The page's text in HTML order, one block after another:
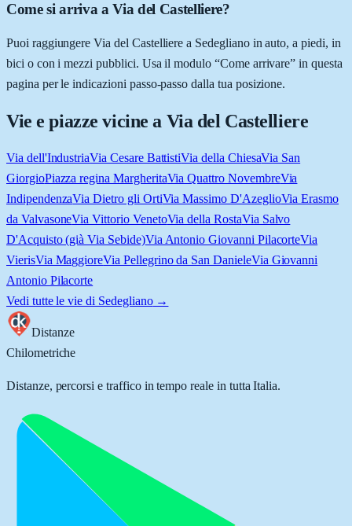
Come si arriva a Via del Castelliere?
Puoi raggiungere Via del Castelliere a Sedegliano in auto, a piedi, in
bici o con i mezzi pubblici. Usa il modulo “Come arrivare” in questa
pagina per le indicazioni passo-passo dalla tua posizione.
Vie e piazze vicine a Via del Castelliere
Via dell'IndustriaVia Cesare BattistiVia della ChiesaVia San
GiorgioPiazza regina MargheritaVia Quattro NovembreVia
IndipendenzaVia Dietro gli OrtiVia Massimo D'AzeglioVia Erasmo
da ValvasoneVia Vittorio VenetoVia della RostaVia Salvo
D'Acquisto (già Via Sebide)Via Antonio Giovanni PilacorteVia
VierisVia MaggioreVia Pellegrino da San DanieleVia Giovanni
Antonio Pilacorte
Vedi tutte le vie di Sedegliano→
Distanze
Chilometriche
Distanze, percorsi e traffico in tempo reale in tutta Italia.